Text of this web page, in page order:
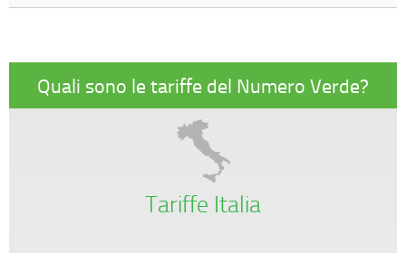
Quali sono le tariffe del Numero Verde?
Tariffe Italia